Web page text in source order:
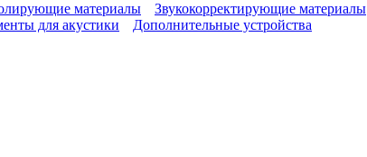
материалы
Звукокорректирующие материалы
для акустики
Дополнительные устройства